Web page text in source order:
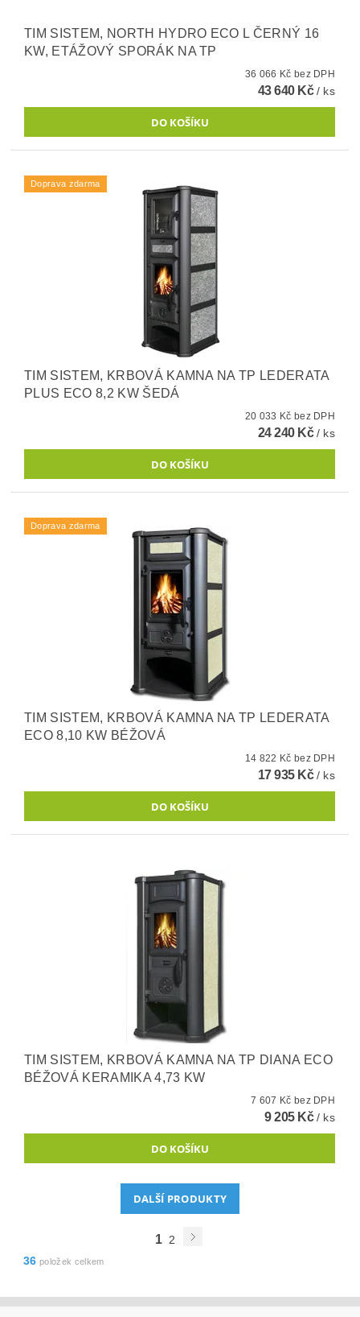
TIM SISTEM, NORTH HYDRO ECO L ČERNÝ 16
KW, ETÁŽOVÝ SPORÁK NA TP
36 066 Kč bez DPH
43 640 Kč/ ks
Doprava zdarma
TIM SISTEM, KRBOVÁ KAMNA NA TP LEDERATA
PLUS ECO 8,2 KW ŠEDÁ
20 033 Kč bez DPH
24 240 Kč/ ks
Doprava zdarma
TIM SISTEM, KRBOVÁ KAMNA NA TP LEDERATA
ECO 8,10 KW BÉŽOVÁ
14 822 Kč bez DPH
17 935 Kč/ ks
TIM SISTEM, KRBOVÁ KAMNA NA TP DIANA ECO
BÉŽOVÁ KERAMIKA 4,73 KW
7 607 Kč bez DPH
9 205 Kč/ ks
DALŠÍ PRODUKTY
1 2
36 položek celkem